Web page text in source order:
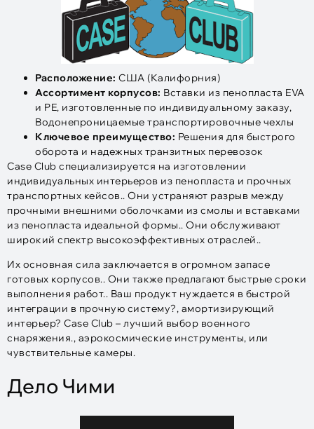
Расположение: США (Калифорния)
Ассортимент корпусов: Вставки из пенопласта EVA
и PE, изготовленные по индивидуальному заказу,
Водонепроницаемые транспортировочные чехлы
Ключевое преимущество: Решения для быстрого
оборота и надежных транзитных перевозок
Case Club специализируется на изготовлении
индивидуальных интерьеров из пенопласта и прочных
транспортных кейсов.. Они устраняют разрыв между
прочными внешними оболочками из смолы и вставками
из пенопласта идеальной формы.. Они обслуживают
широкий спектр высокоэффективных отраслей..
Их основная сила заключается в огромном запасе
готовых корпусов.. Они также предлагают быстрые сроки
выполнения работ.. Ваш продукт нуждается в быстрой
интеграции в прочную систему?, амортизирующий
интерьер? Case Club – лучший выбор военного
снаряжения., аэрокосмические инструменты, или
чувствительные камеры.
Дело Чими